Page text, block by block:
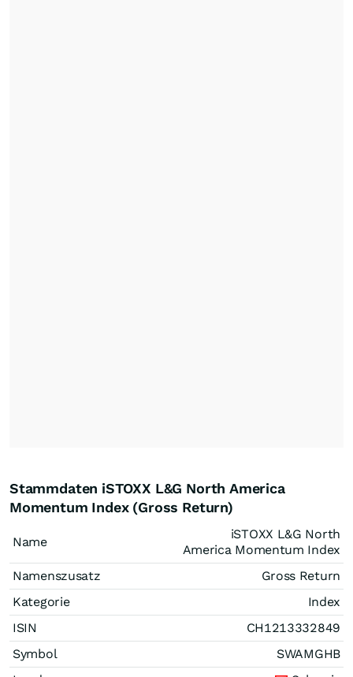
Stammdaten iSTOXX L&G North America
Momentum Index (Gross Return)
Name
iSTOXX L&G North
America Momentum Index
Namenszusatz
Gross Return
Kategorie
Index
ISIN
CH1213332849
Symbol
SWAMGHB